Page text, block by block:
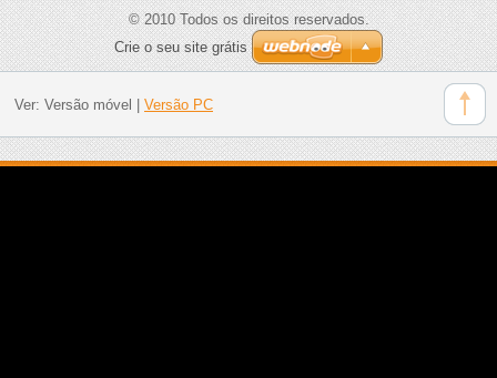
© 2010 Todos os direitos reservados.
Crie o seu site grátis
Ver: Versão móvel Versão PC